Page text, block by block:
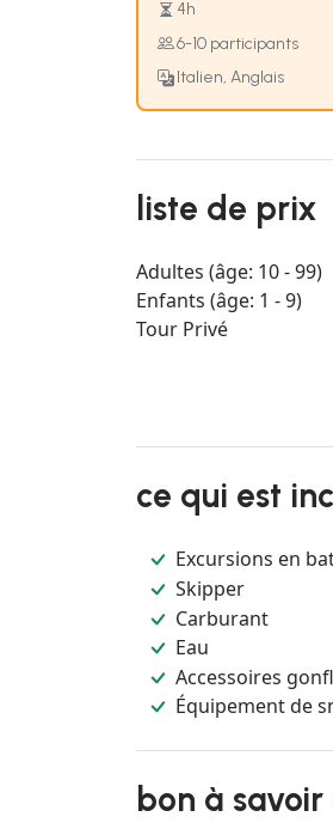
4h
6-10 participants
Italien, Anglais
liste de prix
Adultes (âge: 10 - 99)
Enfants (âge: 1 - 9)
Tour Privé
ce qui est
Excursions en
Skipper
Carburant
Eau
Accessoires
Équipement de
bon à